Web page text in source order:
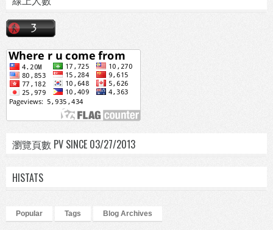
瀏覽頁數 PV SINCE 03/27/2013
HISTATS
Popular Tags Blog Archives